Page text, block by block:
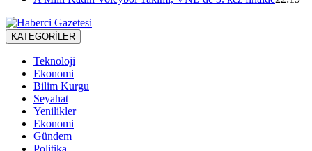
KATEGORİLER
Teknoloji
Ekonomi
Bilim Kurgu
Seyahat
Yenilikler
Ekonomi
Gündem